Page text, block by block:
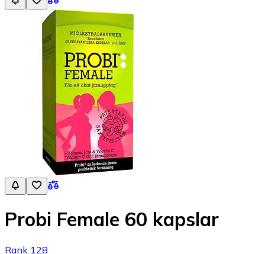
Probi Female 60 kapslar
Rank 128